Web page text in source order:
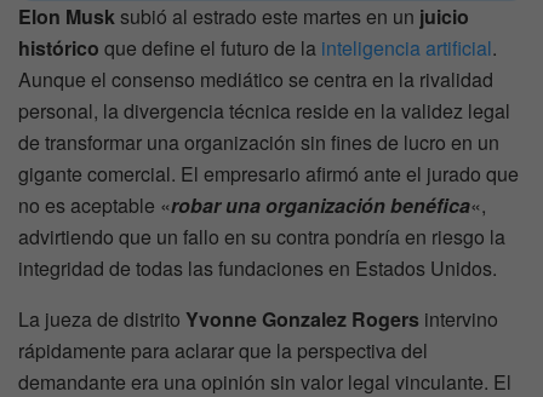
Elon Musksubió al estrado este martes en un juicio
histórico que define el futuro de la inteligencia artificial.
Aunque el consenso mediático se centra en la rivalidad
personal, la divergencia técnica reside en la validez legal
de transformar una organización sin fines de lucro en un
gigante comercial. El empresario afirmó ante el jurado que
no es aceptable «robar una organización benéfica«,
advirtiendo que un fallo en su contra pondría en riesgo la
integridad de todas las fundaciones en Estados Unidos.
La jueza de distrito Yvonne Gonzalez Rogers intervino
rápidamente para aclarar que la perspectiva del
demandante era una opinión sin valor legal vinculante. El